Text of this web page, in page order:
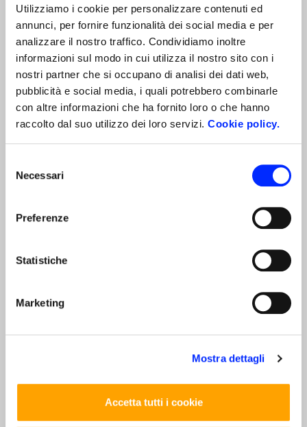
Utilizziamo i cookie per personalizzare contenuti ed
annunci, per fornire funzionalità dei social media e per
analizzare il nostro traffico. Condividiamo inoltre
informazioni sul modo in cui utilizza il nostro sito con i
nostri partner che si occupano di analisi dei dati web,
pubblicità e social media, i quali potrebbero combinarle
con altre informazioni che ha fornito loro o che hanno
raccolto dal suo utilizzo dei loro servizi. Cookie policy.
delNecessari
Preferenze
Statistiche
Marketing
Mostra dettagli
Accetta tutti i cookie
Preparati a vivere il ritmo travolgente del
Rock'n'Roll a Parma, perché il Winter Jamboree è
qui per incantarti!
TOUR PIÙ RICHIESTI
Il meglio di Parma in 48 ore
Un itinerario in relax e sicurezza attraverso storia e…